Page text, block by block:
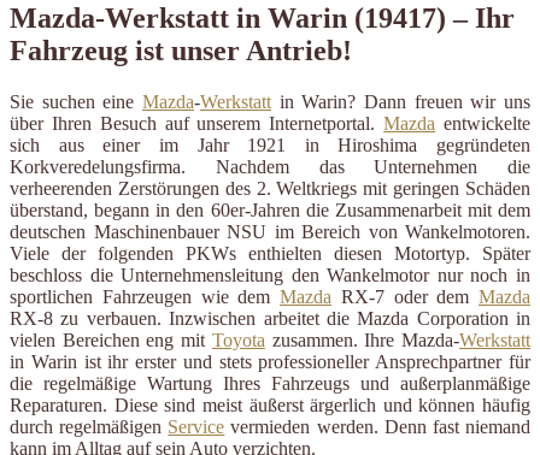
Mazda-Werkstatt in Warin (19417) – Ihr
Fahrzeug ist unser Antrieb!
Sie suchen eine Mazda-Werkstatt in Warin? Dann freuen wir uns
über Ihren Besuch auf unserem Internetportal.Mazda entwickelte
sich aus einer im Jahr 1921 in Hiroshima gegründeten
Korkveredelungsfirma. Nachdem das Unternehmen die
verheerenden Zerstörungen des 2. Weltkriegs mit geringen Schäden
überstand, begann in den 60er-Jahren die Zusammenarbeit mit dem
deutschen Maschinenbauer NSU im Bereich von Wankelmotoren.
Viele der folgenden PKWs enthielten diesen Motortyp. Später
beschloss die Unternehmensleitung den Wankelmotor nur noch in
sportlichen Fahrzeugen wie dem Mazda RX-7 oder dem Mazda
RX-8 zu verbauen. Inzwischen arbeitet die Mazda Corporation in
vielen Bereichen eng mit Toyota zusammen. Ihre Mazda-Werkstatt
in Warin ist ihr erster und stets professioneller Ansprechpartner für
die regelmäßige Wartung Ihres Fahrzeugs und außerplanmäßige
Reparaturen. Diese sind meist äußerst ärgerlich und können häufig
durch regelmäßigen Service vermieden werden. Denn fast niemand
kann im Alltag auf sein Auto verzichten.